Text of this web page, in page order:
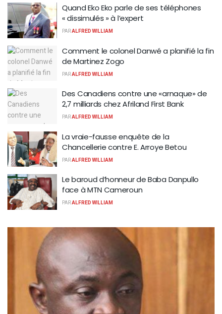
Quand Eko Eko parle de ses téléphones
« dissimulés » à l’expert
PARALFRED WILLIAM
Comment le colonel Danwé a planifié la fin
de Martinez Zogo
PARALFRED WILLIAM
Des Canadiens contre une «arnaque» de
2,7 milliards chez Afriland First Bank
PARALFRED WILLIAM
La vraie-fausse enquête de la
Chancellerie contre E. Arroye Betou
PARALFRED WILLIAM
Le baroud d’honneur de Baba Danpullo
face à MTN Cameroun
PARALFRED WILLIAM